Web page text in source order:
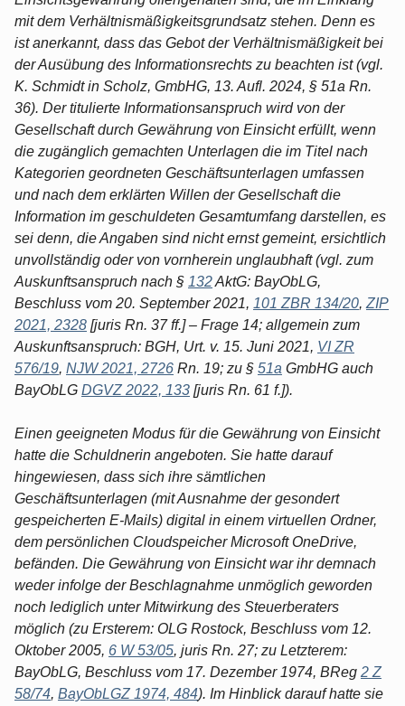
mit dem Verhältnismäßigkeitsgrundsatz stehen. Denn es
ist anerkannt, dass das Gebot der Verhältnismäßigkeit bei
der Ausübung des Informationsrechts zu beachten ist (vgl.
K. Schmidt in Scholz, GmbHG, 13. Aufl. 2024, § 51a Rn.
36). Der titulierte Informationsanspruch wird von der
Gesellschaft durch Gewährung von Einsicht erfüllt, wenn
die zugänglich gemachten Unterlagen die im Titel nach
Kategorien geordneten Geschäftsunterlagen umfassen
und nach dem erklärten Willen der Gesellschaft die
Information im geschuldeten Gesamtumfang darstellen, es
sei denn, die Angaben sind nicht ernst gemeint, ersichtlich
unvollständig oder von vornherein unglaubhaft (vgl. zum
Auskunftsanspruch nach § 132AktG: BayObLG,
Beschluss vom 20. September 2021, 101 ZBR 134/20, ZIP
2021, 2328 [juris Rn. 37 ff.] – Frage 14; allgemein zum
Auskunftsanspruch: BGH, Urt. v. 15. Juni 2021, VI ZR
576/19, NJW 2021, 2726 Rn. 19; zu § 51a GmbHG auch
BayObLG DGVZ 2022, 133 [juris Rn. 61 f.]).
Einen geeigneten Modus für die Gewährung von Einsicht
hatte die Schuldnerin angeboten. Sie hatte darauf
hingewiesen, dass sich ihre sämtlichen
Geschäftsunterlagen (mit Ausnahme der gesondert
gespeicherten E-Mails) digital in einem virtuellen Ordner,
dem persönlichen Cloudspeicher Microsoft OneDrive,
befänden. Die Gewährung von Einsicht war ihr demnach
weder infolge der Beschlagnahme unmöglich geworden
noch lediglich unter Mitwirkung des Steuerberaters
möglich (zu Ersterem: OLG Rostock, Beschluss vom 12.
Oktober 2005, 6 W 53/05, juris Rn. 27; zu Letzterem:
BayObLG, Beschluss vom 17. Dezember 1974, BReg 2 Z
58/74, BayObLGZ 1974, 484). Im Hinblick darauf hatte sie